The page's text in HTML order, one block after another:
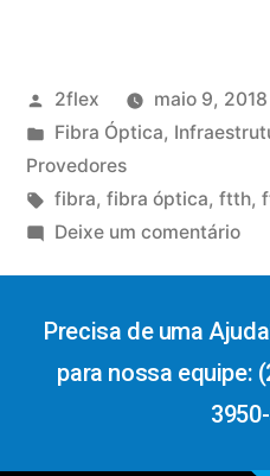
2flex
maio 9, 2018
Fibra Óptica,
Provedores
fibra, fibra óptica, ftth,
Deixe um comentário
Precisa de uma
para nossa equipe: